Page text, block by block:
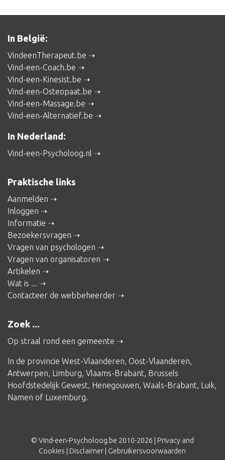
In België:
VindeenTherapeut.be
Vind-een-Coach.be
Vind-een-Kinesist.be
Vind-een-Osteopaat.be
Vind-een-Massage.be
Vind-een-Alternatief.be
In Nederland:
Vind-een-Psycholoog.nl
Praktische links
Aanmelden
Inloggen
Informatie
Bezoekersvragen
Vragen van psychologen
Vragen van organisatoren
Artikelen
Wat is ...
Contacteer de webbeheerder
Zoek ...
Op straal rond een gemeente
In de provincie West-Vlaanderen, Oost-Vlaanderen,
Antwerpen, Limburg, Vlaams-Brabant, Brussels
Hoofdstedelijk Gewest, Henegouwen, Waals-Brabant, Luik,
Namen of Luxemburg.
© Vind-een-Psycholoog.be 2010-2026 | Privacy and
Cookies
Disclaimer Gebruikersvoorwaarden